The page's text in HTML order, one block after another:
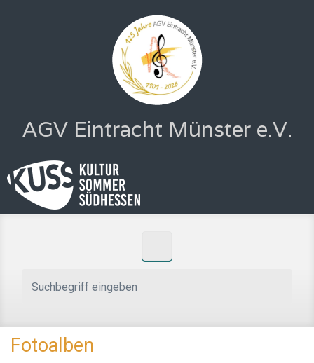
Zum Hauptinhalt springen
AGV Eintracht Münster e.V.
Fotoalben